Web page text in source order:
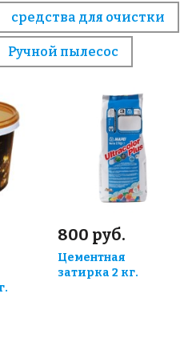
средства для очистки
Ручной пылесос
800 руб.
Цементная
затирка 2 кг.